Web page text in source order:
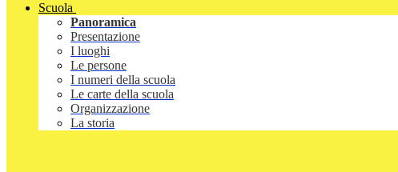
Scuola
Panoramica
Presentazione
I luoghi
Le persone
I numeri della scuola
Le carte della scuola
Organizzazione
La storia